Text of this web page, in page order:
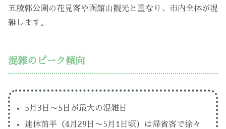
五稜郭公園の花見客や函館山観光と重なり、市内全体が混
雑します。
混雑のピーク傾向
5月3日〜5日が最大の混雑日
連休前半（4月29日〜5月1日頃）は帰省客で徐々